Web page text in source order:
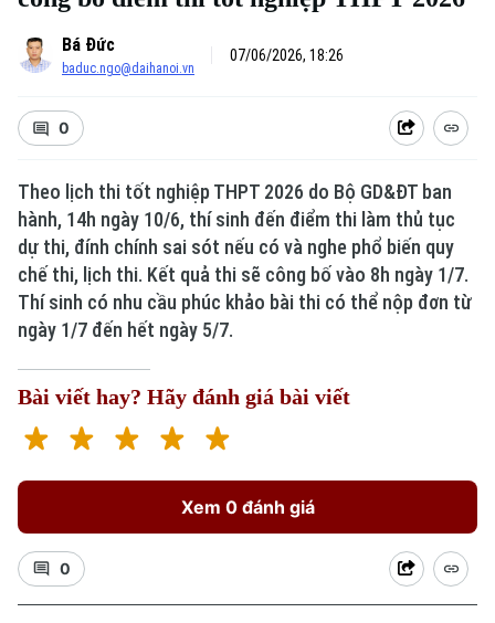
Bá Đức
baduc.ngo@daihanoi.vn
07/06/2026, 18:26
0
Theo lịch thi tốt nghiệp THPT 2026 do Bộ GD&ĐT ban
hành, 14h ngày 10/6, thí sinh đến điểm thi làm thủ tục
dự thi, đính chính sai sót nếu có và nghe phổ biến quy
chế thi, lịch thi. Kết quả thi sẽ công bố vào 8h ngày 1/7.
Thí sinh có nhu cầu phúc khảo bài thi có thể nộp đơn từ
ngày 1/7 đến hết ngày 5/7.
Bài viết hay? Hãy đánh giá bài viết
Xem 0 đánh giá
0